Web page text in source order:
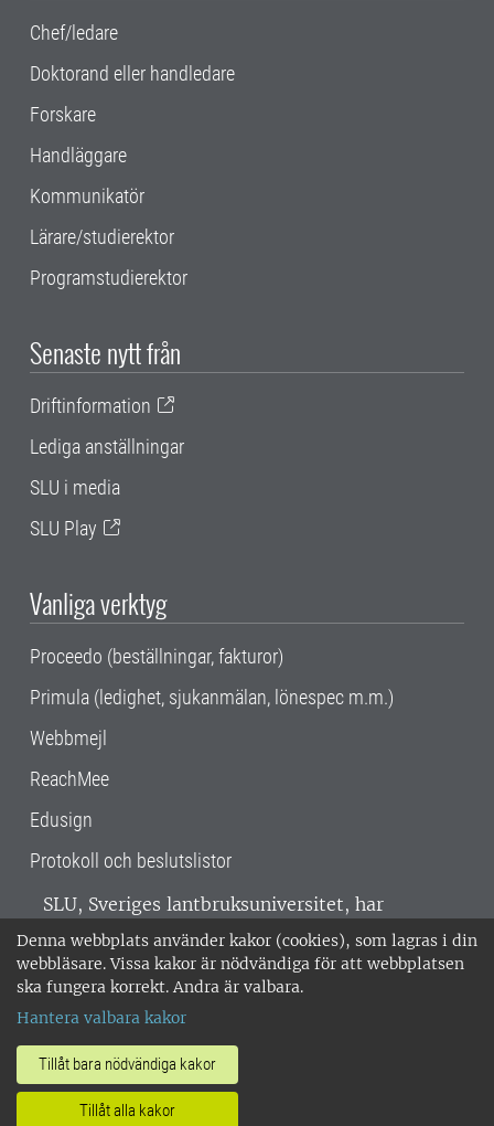
Denna webbplats använder kakor (cookies), som lagras i din
webbläsare. Vissa kakor är nödvändiga för att webbplatsen
ska fungera korrekt. Andra är valbara.
Hantera valbara kakor
Tillåt bara nödvändiga kakor
Tillåt alla kakor
Chef/ledare
Doktorand eller handledare
Forskare
Handläggare
Kommunikatör
Lärare/studierektor
Programstudierektor
Senaste nytt från
Driftinformation
Lediga anställningar
SLU i media
SLU Play
Vanliga verktyg
Proceedo (beställningar, fakturor)
Primula (ledighet, sjukanmälan, lönespec m.m.)
Webbmejl
ReachMee
Edusign
Protokoll och beslutslistor
SLU, Sveriges lantbruksuniversitet, har
verksamhet över hela Sverige. Huvudorter är
Alnarp, Uppsala och Umeå.SLU är
miljöcertifierat enligt ISO 14001. •
018-67 10 00 • Org nr: 202100-2817 •
Om SLU:s webbplatser
•Hantera kakor•Behandling av
personuppgifter